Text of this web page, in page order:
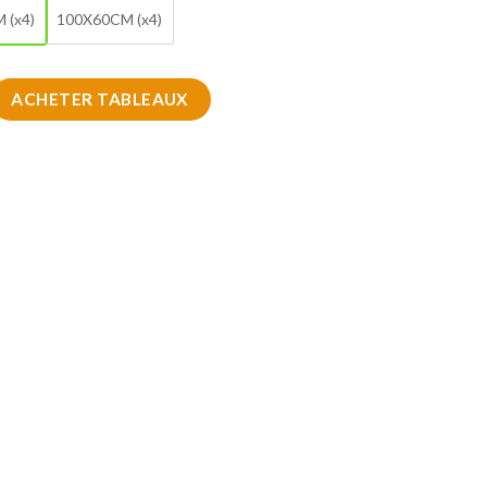
(x4) 100X60CM (x4)
art designe
ACHETER TABLEAUX